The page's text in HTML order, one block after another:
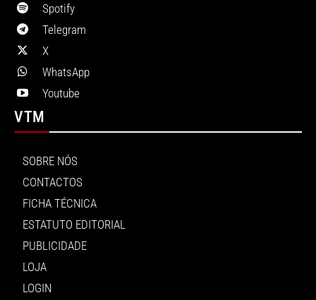
Spotify
Telegram
X
WhatsApp
Youtube
VTM
SOBRE NÓS
CONTACTOS
FICHA TÉCNICA
ESTATUTO EDITORIAL
PUBLICIDADE
LOJA
LOGIN